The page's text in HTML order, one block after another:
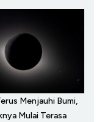
Menjauhi Bumi,
Mulai Terasa